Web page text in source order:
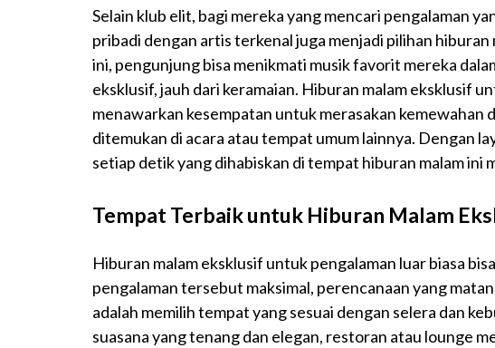
Selain klub elit, bagi mereka yang mencari pengalaman
pribadi dengan artis terkenal juga menjadi pilihan
ini, pengunjung bisa menikmati musik favorit mereka
eksklusif, jauh dari keramaian. Hiburan malam eksklusif
menawarkan kesempatan untuk merasakan kemewahan
ditemukan di acara atau tempat umum lainnya. Dengan
setiap detik yang dihabiskan di tempat hiburan malam ini
Tempat Terbaik untuk Hiburan Malam
Hiburan malam eksklusif untuk pengalaman luar biasa
pengalaman tersebut maksimal, perencanaan yang
adalah memilih tempat yang sesuai dengan selera dan
suasana yang tenang dan elegan, restoran atau lounge